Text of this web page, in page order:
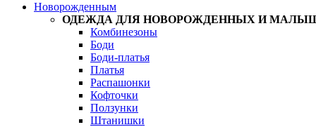
Новорожденным
ОДЕЖДА ДЛЯ НОВОРОЖДЕННЫХ И
Комбинезоны
Боди
Боди-платья
Платья
Распашонки
Кофточки
Ползунки
Штанишки